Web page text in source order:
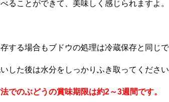
ることができて、美味しく感じられますよ。
する場合もブドウの処理は冷蔵保存と同じ
した後は水分をしっかりふき取ってください
でのぶどうの賞味期限は約2～3週間です。